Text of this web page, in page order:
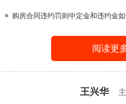
购房合同违约罚则中定金和违约金
阅读更
王兴华